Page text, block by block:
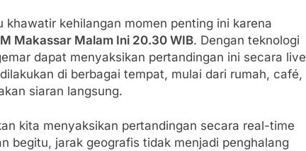
kehilangan momen penting ini karena
Makassar Malam Ini 20.30 WIB. Dengan teknologi
dapat menyaksikan pertandingan ini secara live
di berbagai tempat, mulai dari rumah, café,
siaran langsung.
kita menyaksikan pertandingan secara real-time
begitu, jarak geografis tidak menjadi penghalang